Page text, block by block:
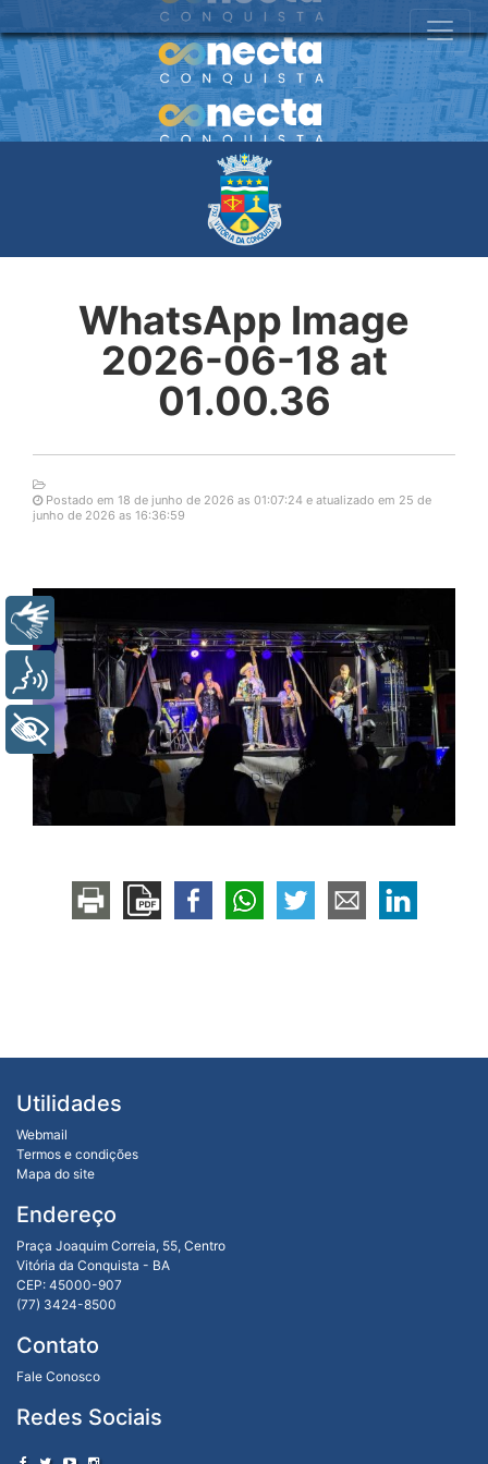
WhatsApp Image
2026-06-18 at
01.00.36
Postado em 18 de junho de 2026 as 01:07:24 e atualizado em 25 de
junho de 2026 as 16:36:59
Utilidades
Webmail
Termos e condições
Mapa do site
Endereço
Praça Joaquim Correia, 55, Centro
Vitória da Conquista - BA
CEP: 45000-907
(77) 3424-8500
Contato
Fale Conosco
Redes Sociais
Libras
Voz
+ Acessibilidade